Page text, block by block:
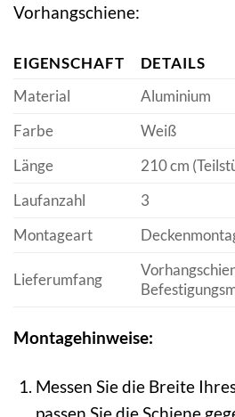
Vorhangschiene:
EIGENSCHAFT
DETAILS
Material
Aluminium
Farbe
Weiß
Länge
210 cm
Laufanzahl
3
Montageart
Lieferumfang
Montagehinweise:
Messen Sie die Breite